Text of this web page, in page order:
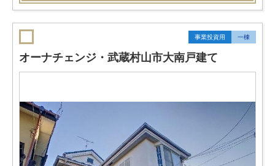
事業投資用 一棟
オーナチェンジ・武蔵村山市大南戸建て